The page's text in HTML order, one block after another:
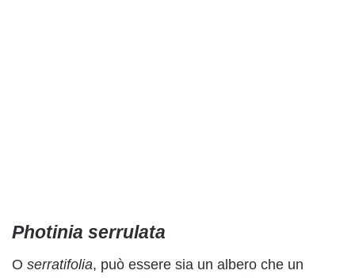
Photinia serrulata
O serratifolia, può essere sia un albero che un